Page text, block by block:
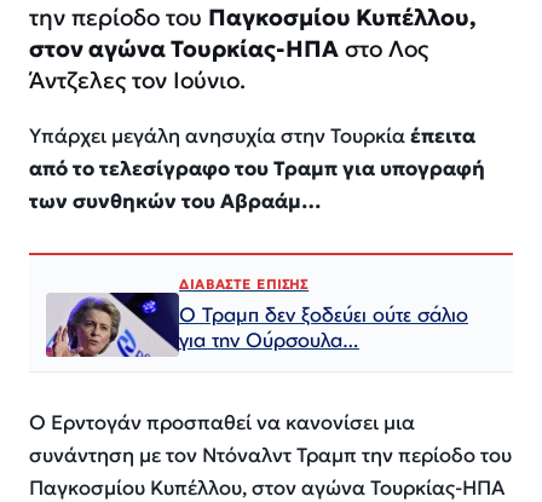
την περίοδο του Παγκοσμίου Κυπέλλου,
στον αγώνα Τουρκίας-ΗΠΑ στο Λος
Άντζελες τον Ιούνιο.
Υπάρχει μεγάλη ανησυχία στην Τουρκίαέπειτα
από το τελεσίγραφο του Τραμπ για υπογραφή
των συνθηκών του Αβραάμ…
ΔΙΑΒΑΣΤΕ ΕΠΙΣΗΣ
Ο Τραμπ δεν ξοδεύει ούτε σάλιο
για την Ούρσουλα…
O Ερντογάν προσπαθεί να κανονίσει μια
συνάντηση με τον Ντόναλντ Τραμπ την περίοδο του
Παγκοσμίου Κυπέλλου, στον αγώνα Τουρκίας-ΗΠΑ